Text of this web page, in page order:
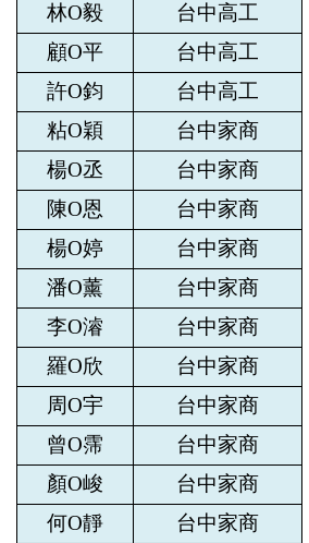
林O毅
台中高工
顧O平
台中高工
許O鈞
台中高工
粘O穎
台中家商
楊O丞
台中家商
陳O恩
台中家商
楊O婷
台中家商
潘O薰
台中家商
李O濬
台中家商
羅O欣
台中家商
周O宇
台中家商
曾O霈
台中家商
顏O峻
台中家商
何O靜
台中家商